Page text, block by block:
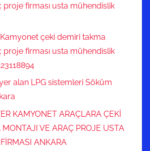
proje firması usta mühendislik
çeki demiri takma
proje firması usta mühendislik
alan LPG sistemleri Söküm
KAMYONET ARAÇLARA ÇEKİ
VE ARAÇ PROJE USTA
ANKARA